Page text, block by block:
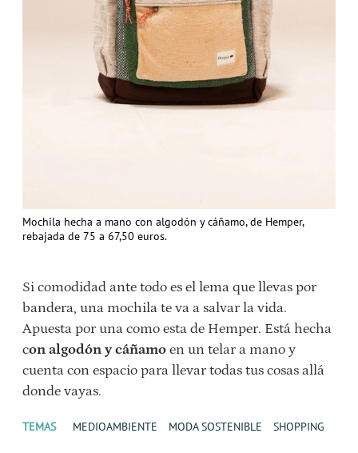
Mochila hecha a mano con algodón y cáñamo, de Hemper,
rebajada de 75 a 67,50 euros.
Si comodidad ante todo es el lema que llevas por
bandera, una mochila te va a salvar la vida.
Apuesta por una como esta de Hemper. Está hecha
con algodón y cáñamo en un telar a mano y
cuenta con espacio para llevar todas tus cosas allá
donde vayas.
TEMAS MEDIOAMBIENTE MODA SOSTENIBLE SHOPPING